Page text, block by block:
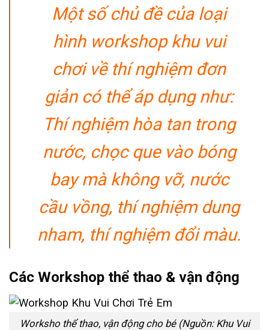
Một số chủ đề của loại
hình workshop khu vui
chơi về thí nghiệm đơn
giản có thể áp dụng như:
Thí nghiệm hòa tan trong
nước, chọc que vào bóng
bay mà không vỡ, nước
cầu vồng, thí nghiệm dung
nham, thí nghiệm đổi màu.
Các Workshop thể thao & vận động
Worksho thể thao, vận động cho bé (Nguồn: Khu Vui